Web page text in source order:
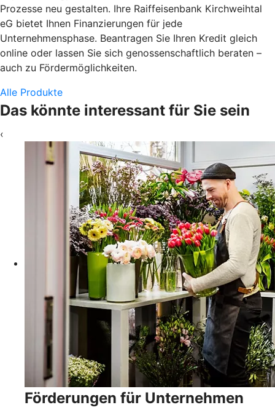
Prozesse neu gestalten. Ihre Raiffeisenbank Kirchweihtal
eG bietet Ihnen Finanzierungen für jede
Unternehmensphase. Beantragen Sie Ihren Kredit gleich
online oder lassen Sie sich genossenschaftlich beraten –
auch zu Fördermöglichkeiten.
Alle Produkte
Das könnte interessant für Sie sein
‹
Förderungen für Unternehmen